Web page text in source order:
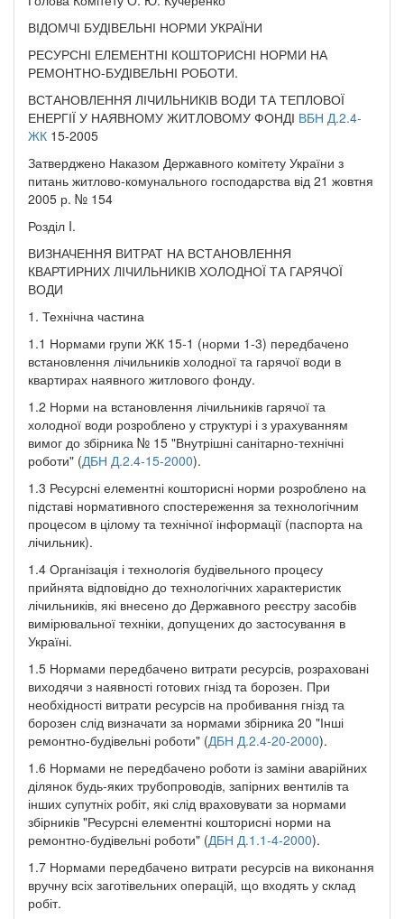
ВІДОМЧІ БУДІВЕЛЬНІ НОРМИ УКРАЇНИ
РЕСУРСНІ ЕЛЕМЕНТНІ КОШТОРИСНІ НОРМИ НА
РЕМОНТНО-БУДІВЕЛЬНІ РОБОТИ.
ВСТАНОВЛЕННЯ ЛІЧИЛЬНИКІВ ВОДИ ТА ТЕПЛОВОЇ
ЕНЕРГІЇ У НАЯВНОМУ ЖИТЛОВОМУ ФОНДІ ВБН Д.2.4-
ЖК 15-2005
Затверджено Наказом Державного комітету України з
питань житлово-комунального господарства від 21 жовтня
2005 р. № 154
Розділ I.
ВИЗНАЧЕННЯ ВИТРАТ НА ВСТАНОВЛЕННЯ
КВАРТИРНИХ ЛІЧИЛЬНИКІВ ХОЛОДНОЇ ТА ГАРЯЧОЇ
ВОДИ
1. Технічна частина
1.1 Нормами групи ЖК 15-1 (норми 1-3) передбачено
встановлення лічильників холодної та гарячої води в
квартирах наявного житлового фонду.
1.2 Норми на встановлення лічильників гарячої та
холодної води розроблено у структурі і з урахуванням
вимог до збірника № 15 "Внутрішні санітарно-технічні
роботи" (ДБН Д.2.4-15-2000).
1.3 Ресурсні елементні кошторисні норми розроблено на
підставі нормативного спостереження за технологічним
процесом в цілому та технічної інформації (паспорта на
лічильник).
1.4 Організація і технологія будівельного процесу
прийнята відповідно до технологічних характеристик
лічильників, які внесено до Державного реєстру засобів
вимірювальної техніки, допущених до застосування в
Україні.
1.5 Нормами передбачено витрати ресурсів, розраховані
виходячи з наявності готових гнізд та борозен. При
необхідності витрати ресурсів на пробивання гнізд та
борозен слід визначати за нормами збірника 20 "Інші
ремонтно-будівельні роботи" (ДБН Д.2.4-20-2000).
1.6 Нормами не передбачено роботи із заміни аварійних
ділянок будь-яких трубопроводів, запірних вентилів та
інших супутніх робіт, які слід враховувати за нормами
збірників "Ресурсні елементні кошторисні норми на
ремонтно-будівельні роботи" (ДБН Д.1.1-4-2000).
1.7 Нормами передбачено витрати ресурсів на виконання
вручну всіх заготівельних операцій, що входять у склад
робіт.